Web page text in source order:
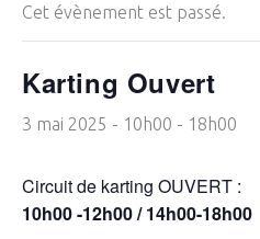
Cet évènement est passé.
Karting Ouvert
3 mai 2025 - 10h00 - 18h00
Circuit de karting OUVERT :
10h00 -12h00 / 14h00-18h00